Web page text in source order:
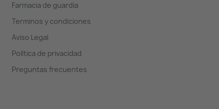
Farmacia de guardia
Terminos y condiciones
Aviso Legal
Política de privacidad
Preguntas frecuentes